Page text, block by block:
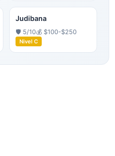
Judibana
🛡️ 5/10💰 $100-$250
Nivel C